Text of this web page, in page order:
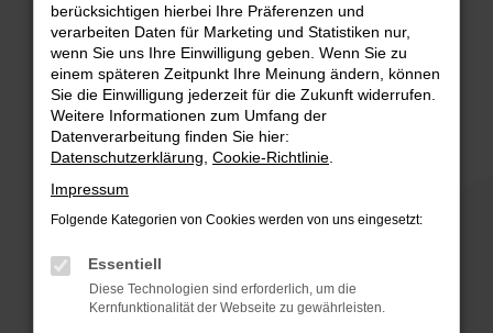
Fehler: Network Error
Beim Laden ist ein Fehler aufgetreten.
Hier sind ein paar Tipps, die dir helfen können:
Überprüfe deine Firewall und deine
Internetverbindung.
Laden andere Webseiten, zum Beispiel deine
Suchmaschine?
Prüfe deine Browsererweiterungen.
können das Laden bestimmter Seiten
verhindern. Funktioniert die Seite in einem
anderen Browser oder in einem privaten
berücksichtigen hierbei Ihre Präferenzen und
verarbeiten Daten für Marketing und Statistiken nur,
wenn Sie uns Ihre Einwilligung geben. Wenn Sie zu
einem späteren Zeitpunkt Ihre Meinung ändern, können
Sie die Einwilligung jederzeit für die Zukunft widerrufen.
Weitere Informationen zum Umfang der
Datenverarbeitung finden Sie hier:
Datenschutzerklärung Cookie-Richtlinie
Impressum
Folgende Kategorien von Cookies werden von uns eingesetzt:
Essentiell
Diese Technologien sind erforderlich, um die
Kernfunktionalität der Webseite zu gewährleisten.